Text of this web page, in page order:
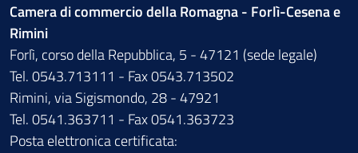
Camera di commercio della Romagna - Forlì-Cesena e
Rimini
Forlì, corso della Repubblica, 5 - 47121 (sede legale)
Tel. 0543.713111 - Fax 0543.713502
Rimini, via Sigismondo, 28 - 47921
Tel. 0541.363711 - Fax 0541.363723
Posta elettronica certificata: